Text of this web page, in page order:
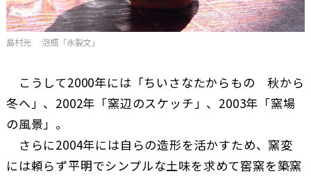
島村光 泡瓶「氷裂文」
こうして2000年には「ちいさなたからもの 秋から
冬へ」、2002年「窯辺のスケッチ」、2003年「窯場
の風景」。
さらに2004年には自らの造形を活かすため、窯変
には頼らず平明でシンプルな土味を求めて窖窯を築窯